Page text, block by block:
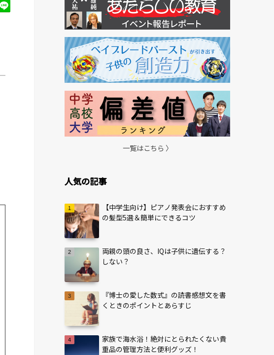
一覧はこちら 〉
人気の記事
【中学生向け】ピアノ発表会におすすめ
の髪型5選＆簡単にできるコツ
両親の頭の良さ、IQは子供に遺伝する？
しない？
『博士の愛した数式』の読書感想文を書
くときのポイントとあらすじ
家族で海水浴！絶対にとられたくない貴
重品の管理方法と便利グッズ！